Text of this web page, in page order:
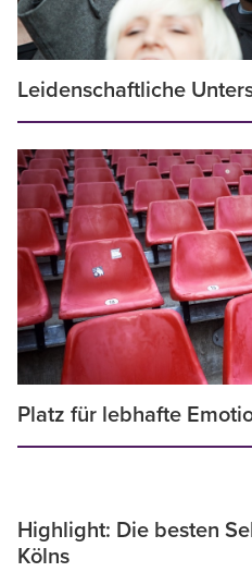
Leidenschaftliche
Platz für lebhafte
Highlight: Die besten
Kölns